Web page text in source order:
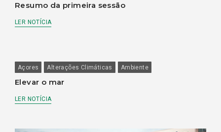
Resumo da primeira sessão
LER NOTÍCIA
Açores Alterações Climáticas Ambiente
Elevar o mar
LER NOTÍCIA